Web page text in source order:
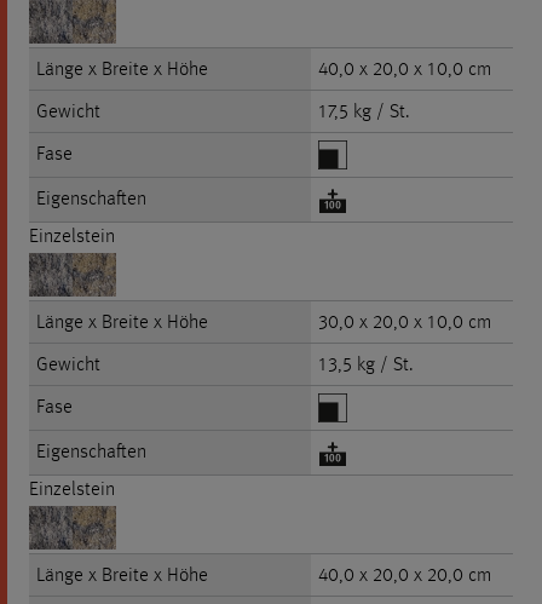
Länge x Breite x Höhe
40,0 x 20,0 x 10,0 cm
Gewicht
17,5 kg / St.
Fase
Eigenschaften
Einzelstein
Länge x Breite x Höhe
30,0 x 20,0 x 10,0 cm
Gewicht
13,5 kg / St.
Fase
Eigenschaften
Einzelstein
Länge x Breite x Höhe
40,0 x 20,0 x 20,0 cm